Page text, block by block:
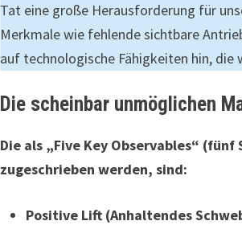
Tat eine große Herausforderung für
Merkmale wie fehlende sichtbare
auf technologische Fähigkeiten hin, die
Die scheinbar unmöglichen
Die als „Five Key Observables“
zugeschrieben werden, sind:
Positive Lift (Anhaltendes